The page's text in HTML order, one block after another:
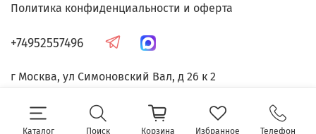
Политика конфиденциальности и оферта
+74952557496
г Москва, ул Симоновский Вал, д 26 к 2
Каталог Поиск Корзина Избранное Телефон